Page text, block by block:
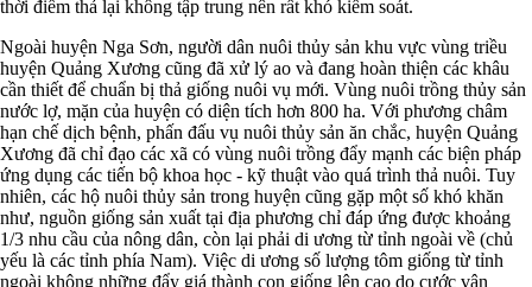
thời điểm thả lại không tập trung nên rất khó kiểm soát.
Ngoài huyện Nga Sơn, người dân nuôi thủy sản khu vực vùng triều
huyện Quảng Xương cũng đã xử lý ao và đang hoàn thiện các khâu
cần thiết để chuẩn bị thả giống nuôi vụ mới. Vùng nuôi trồng thủy sản
nước lợ, mặn của huyện có diện tích hơn 800 ha. Với phương châm
hạn chế dịch bệnh, phấn đấu vụ nuôi thủy sản ăn chắc, huyện Quảng
Xương đã chỉ đạo các xã có vùng nuôi trồng đẩy mạnh các biện pháp
ứng dụng các tiến bộ khoa học - kỹ thuật vào quá trình thả nuôi. Tuy
nhiên, các hộ nuôi thủy sản trong huyện cũng gặp một số khó khăn
như, nguồn giống sản xuất tại địa phương chỉ đáp ứng được khoảng
1/3 nhu cầu của nông dân, còn lại phải di ương từ tỉnh ngoài về (chủ
yếu là các tỉnh phía Nam). Việc di ương số lượng tôm giống từ tỉnh
ngoài không những đẩy giá thành con giống lên cao do cước vận